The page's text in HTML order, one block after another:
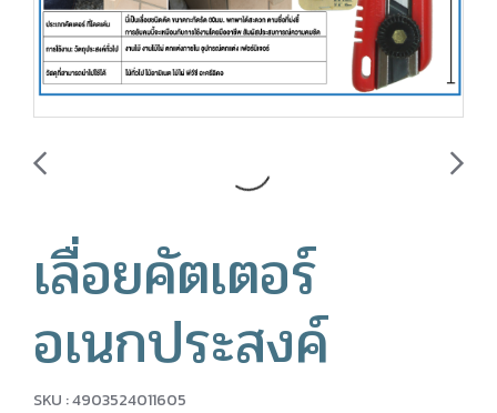
เลื่อยคัตเตอร์
อเนกประสงค์
SKU : 4903524011605